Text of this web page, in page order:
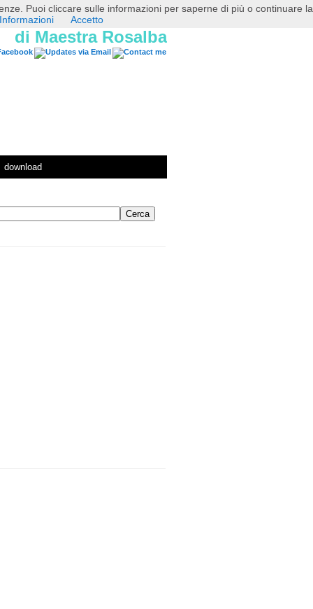
di Maestra Rosalba
download
Puoi cliccare sulle informazioni per saperne di più o continuare la
Accetto